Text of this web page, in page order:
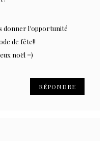
donner l’opportunité
de fête!!
noël =)
RÉPONDRE